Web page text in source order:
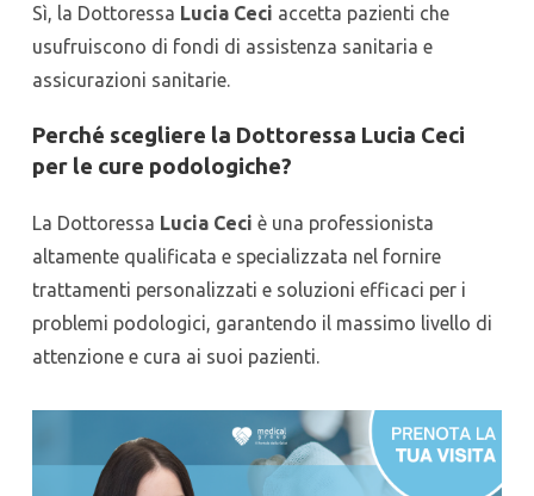
Sì, la Dottoressa Lucia Ceci accetta pazienti che
usufruiscono di fondi di assistenza sanitaria e
assicurazioni sanitarie.
Perché scegliere la Dottoressa Lucia Ceci
per le cure podologiche?
La Dottoressa Lucia Ceci è una professionista
altamente qualificata e specializzata nel fornire
trattamenti personalizzati e soluzioni efficaci per i
problemi podologici, garantendo il massimo livello di
attenzione e cura ai suoi pazienti.